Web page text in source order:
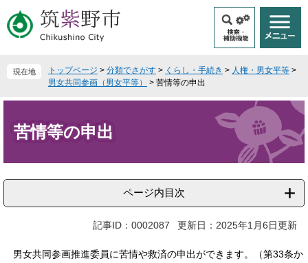
ー
ジ
ニ
ュ
へ
現在地 トップページ > 分類でさがす > くらし・手続き > 人権・男女平等 >
男女共同参画（男女平等）
> 苦情等の申出
苦情等の申出
ページ内目次
記事ID：0002087 更新日：2025年1月6日更新
男女共同参画推進委員に苦情や救済の申出ができます。（第33条か